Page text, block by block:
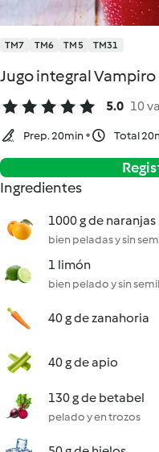
TM7 TM6 TM5 TM31
Jugo integral Vampiro
5.0 10
Prep. 20min Total
Ingredientes
1000 g de naranjas
bien peladas y sin
1 limón
bien pelado y sin
40 g de zanahoria
40 g de apio
130 g de betabel
pelado y en trozos